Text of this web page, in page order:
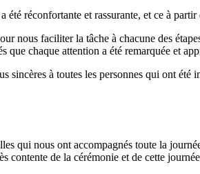
réconfortante et rassurante, et ce à
nous faciliter la tâche à chacune des
que chaque attention a été remarquée et
sincères à toutes les personnes qui ont
qui nous ont accompagnés toute la
contente de la cérémonie et de cette